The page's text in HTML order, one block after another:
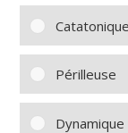
Catatonique
Périlleuse
Dynamique